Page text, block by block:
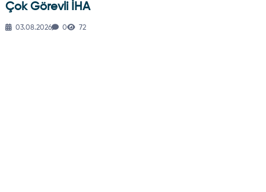
Çok Görevli İHA
03.08.2026 0 72